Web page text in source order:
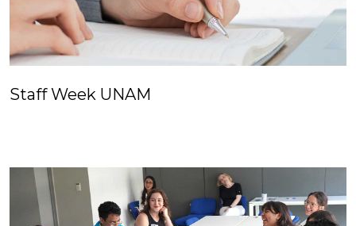
Staff Week UNAM